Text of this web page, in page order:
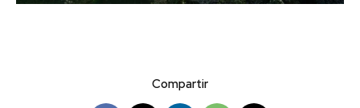
Compartir